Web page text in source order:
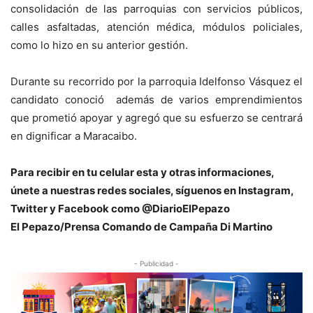
consolidación de las parroquias con servicios públicos,
calles asfaltadas, atención médica, módulos policiales,
como lo hizo en su anterior gestión.
Durante su recorrido por la parroquia Idelfonso Vásquez el
candidato conoció además de varios emprendimientos
que prometió apoyar y agregó que su esfuerzo se centrará
en dignificar a Maracaibo.
Para recibir en tu celular esta y otras informaciones,
únete a nuestras redes sociales, síguenos en Instagram,
Twitter y Facebook como @DiarioElPepazo
El Pepazo/Prensa Comando de Campaña Di Martino
- Publicidad -